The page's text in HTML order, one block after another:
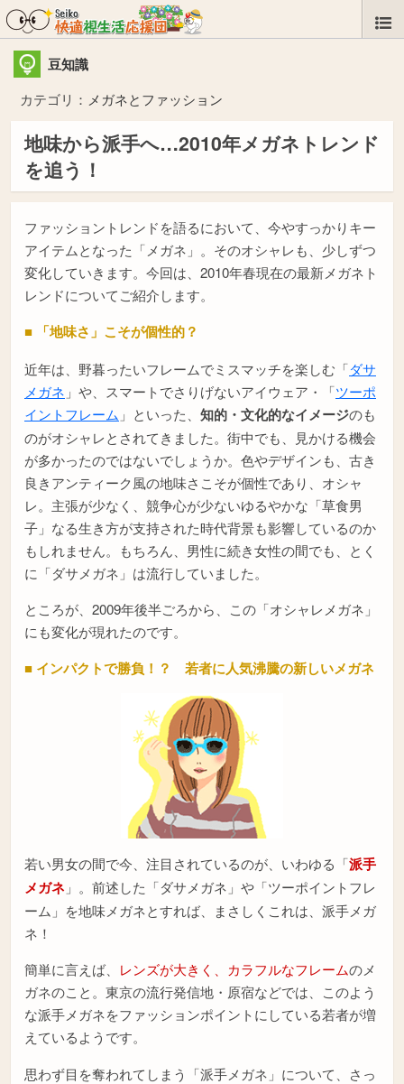
豆知識
カテゴリ： メガネとファッション
地味から派手へ…2010年メガネトレンド
を追う！
ファッショントレンドを語るにおいて、今やすっかりキー
アイテムとなった「メガネ」。そのオシャレも、少しずつ
変化していきます。今回は、2010年春現在の最新メガネト
レンドについてご紹介します。
■ 「地味さ」こそが個性的？
近年は、野暮ったいフレームでミスマッチを楽しむ「ダサ
メガネ 」や、スマートでさりげないアイウェア・「ツーポ
イントフレーム 」といった、 知的・文化的なイメージのも
のがオシャレとされてきました。街中でも、見かける機会
が多かったのではないでしょうか。色やデザインも、古き
良きアンティーク風の地味さこそが個性であり、オシャ
レ。主張が少なく、競争心が少ないゆるやかな「草食男
子」なる生き方が支持された時代背景も影響しているのか
もしれません。もちろん、男性に続き女性の間でも、とく
に「ダサメガネ」は流行していました。
ところが、2009年後半ごろから、この「オシャレメガネ」
にも変化が現れたのです。
■ インパクトで勝負！？ 若者に人気沸騰の新しいメガネ
若い男女の間で今、注目されているのが、いわゆる「派手
メガネ 」。前述した「ダサメガネ」や「ツーポイントフレ
ーム」を地味メガネとすれば、まさしくこれは、派手メガ
ネ！
簡単に言えば、 レンズが大きく、カラフルなフレームのメ
ガネのこと。東京の流行発信地・原宿などでは、このよう
な派手メガネをファッションポイントにしている若者が増
えているようです。
思わず目を奪われてしまう「派手メガネ」について、さっ